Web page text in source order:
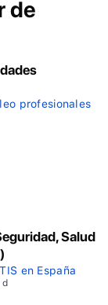
de
profesionales
Salud
en España
d